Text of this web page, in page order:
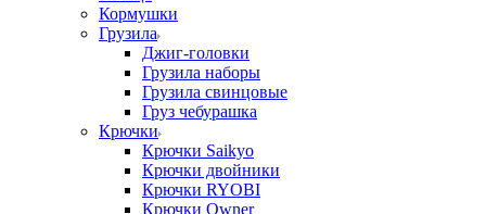
Кормушки
Грузила
Джиг-головки
Грузила наборы
Грузила свинцовые
Груз чебурашка
Крючки
Крючки Saikyo
Крючки двойники
Крючки RYOBI
Крючки Owner